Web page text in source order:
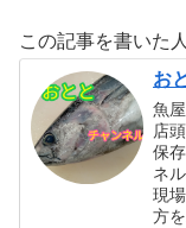
この記事を書いた人
お
魚
店
保
ネ
現
方